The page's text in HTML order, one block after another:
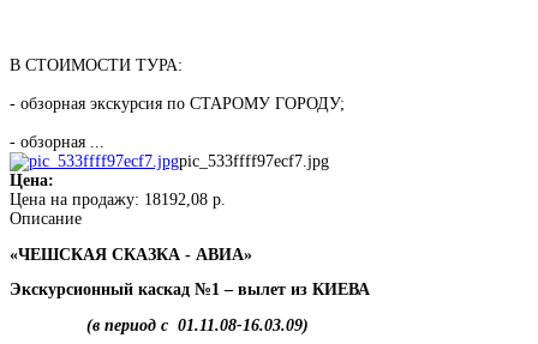
В СТОИМОСТИ ТУРА:
- обзорная экскурсия по СТАРОМУ ГОРОДУ;
- обзорная ...
pic_533ffff97ecf7.jpg
Цена:
Цена на продажу: 18192,08 р.
Описание
«ЧЕШСКАЯ СКАЗКА - АВИА»
Экскурсионный каскад №1 – вылет из КИЕВА
(в период с 01.11.08-16.03.09)